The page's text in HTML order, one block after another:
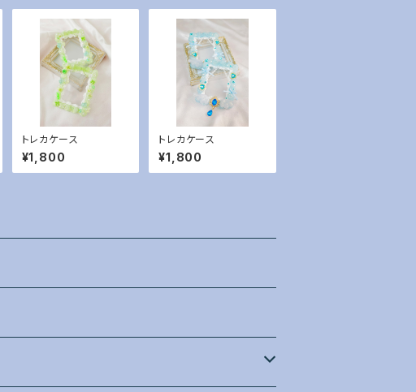
トレカケース
¥1,800
トレカケース
¥1,800